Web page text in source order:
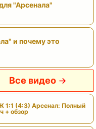
"Арсенала"
и почему это
Все видео
1:1 (4:3) Арсенал: Полный
+ обзор